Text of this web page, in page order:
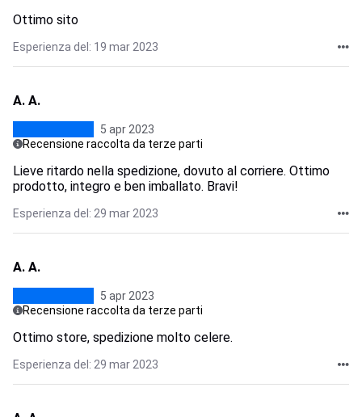
Ottimo sito
Esperienza del: 19 mar 2023
A. A.
5 apr 2023
Recensione raccolta da terze parti
Lieve ritardo nella spedizione, dovuto al corriere. Ottimo
prodotto, integro e ben imballato. Bravi!
Esperienza del: 29 mar 2023
A. A.
5 apr 2023
Recensione raccolta da terze parti
Ottimo store, spedizione molto celere.
Esperienza del: 29 mar 2023